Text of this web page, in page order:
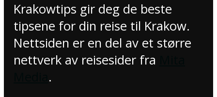
Krakowtips gir deg de beste
tipsene for din reise til Krakow.
Nettsiden er en del av et større
nettverk av reisesider fra
.